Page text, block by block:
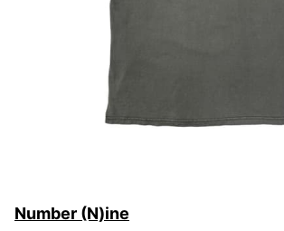
Number (N)ine